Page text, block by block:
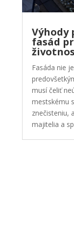
Výhody
fasád
Fasáda nie
musí čeliť
mestskému
znečisteniu,
majitelia a